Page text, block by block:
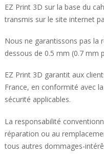
EZ Print 3D sur la base du
transmis sur le site internet
Nous ne garantissons pas la
dessous de 0.5 mm (0.7
EZ Print 3D garantit aux
France, en conformité avec
sécurité applicables.
La responsabilité
réparation ou au
tous autres dommages-